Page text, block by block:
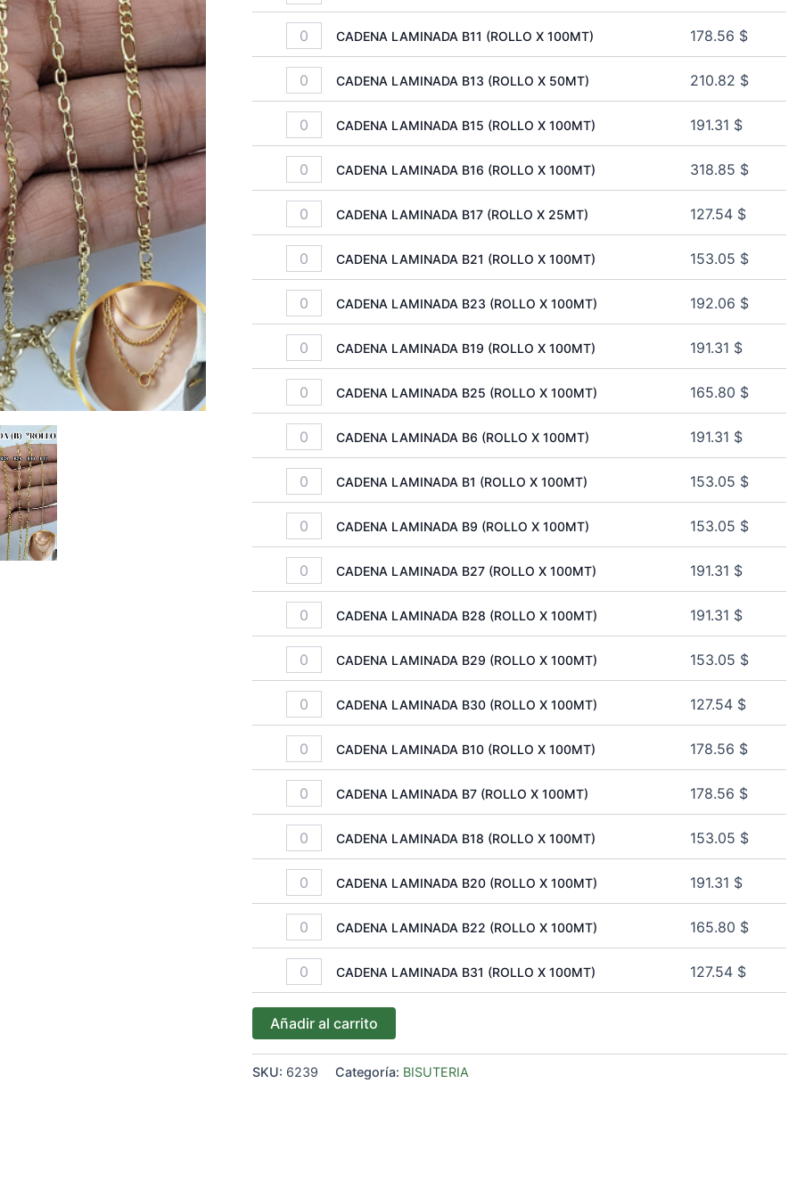
CADENA LAMINADA B11 (ROLLO X 100MT) 178.56 $
CADENA LAMINADA B13 (ROLLO X 50MT) 210.82 $
CADENA LAMINADA B15 (ROLLO X 100MT) 191.31 $
CADENA LAMINADA B16 (ROLLO X 100MT) 318.85 $
CADENA LAMINADA B17 (ROLLO X 25MT) 127.54 $
CADENA LAMINADA B21 (ROLLO X 100MT) 153.05 $
CADENA LAMINADA B23 (ROLLO X 100MT) 192.06 $
CADENA LAMINADA B19 (ROLLO X 100MT) 191.31 $
CADENA LAMINADA B25 (ROLLO X 100MT) 165.80 $
CADENA LAMINADA B6 (ROLLO X 100MT) 191.31 $
CADENA LAMINADA B1 (ROLLO X 100MT) 153.05 $
CADENA LAMINADA B9 (ROLLO X 100MT) 153.05 $
CADENA LAMINADA B27 (ROLLO X 100MT) 191.31 $
CADENA LAMINADA B28 (ROLLO X 100MT) 191.31 $
CADENA LAMINADA B29 (ROLLO X 100MT) 153.05 $
CADENA LAMINADA B30 (ROLLO X 100MT) 127.54 $
CADENA LAMINADA B10 (ROLLO X 100MT) 178.56 $
CADENA LAMINADA B7 (ROLLO X 100MT) 178.56 $
CADENA LAMINADA B18 (ROLLO X 100MT) 153.05 $
CADENA LAMINADA B20 (ROLLO X 100MT) 191.31 $
CADENA LAMINADA B22 (ROLLO X 100MT) 165.80 $
CADENA LAMINADA B31 (ROLLO X 100MT) 127.54 $
Añadir al carrito
SKU: 6239 Categoría: BISUTERIA